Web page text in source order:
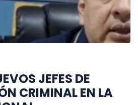
JEFES DE
CRIMINAL EN LA